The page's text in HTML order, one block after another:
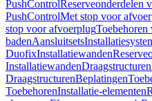
PushControlReserveonderdelen
PushControlMet stop voor
stop voor afvoerplug
badenAansluitsets
DuofixInstallatiewanden
InstallatiewandenDraagstructuren
DraagstructurenBeplatingen
ToebehorenInstallatie-elementen